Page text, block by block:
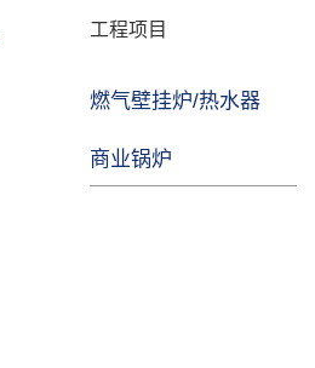
工程项目
燃气壁挂炉/热水器
商业锅炉